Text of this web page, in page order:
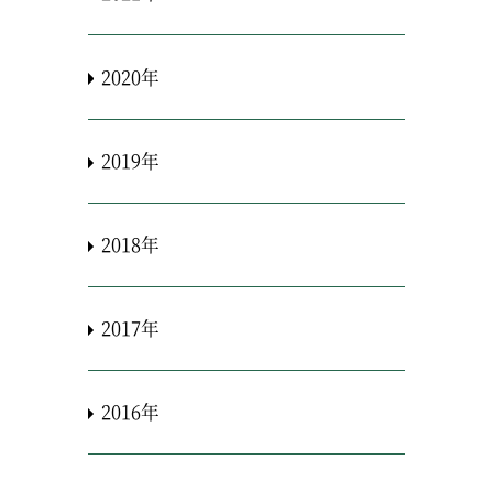
2020年
2019年
2018年
2017年
2016年